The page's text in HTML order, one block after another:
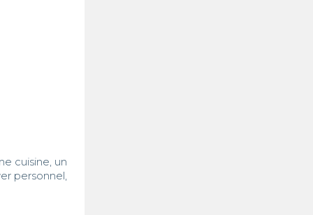
cuisine, un
personnel,